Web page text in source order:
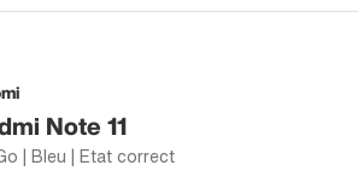
Note 11
| Bleu | Etat correct